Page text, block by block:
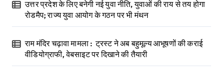
उत्तर प्रदेश के लिए बनेगी नई युवा नीति, युवाओं की राय से तय होगा
रोडमैप; राज्य युवा आयोग के गठन पर भी मंथन
राम मंदिर चढ़ावा मामला : ट्रस्ट ने अब बहुमूल्य आभूषणों की कराई
वीडियोग्राफी, वेबसाइट पर दिखाने की तैयारी